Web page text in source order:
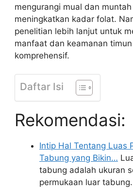
mengurangi mual dan
meningkatkan kadar folat.
penelitian lebih lanjut untuk
manfaat dan keamanan
komprehensif.
Daftar Isi
Rekomendasi:
Intip Hal Tentang Luas
Tabung yang Bikin…
tabung adalah ukuran
permukaan luar